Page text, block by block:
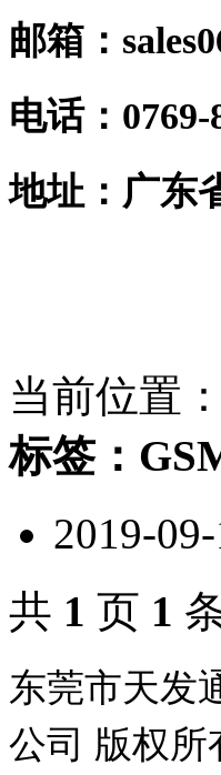
邮箱：
电话：0769-
地址：广东
当前位置：
标签：
2019-
共 1 页 1
东莞市天发
公司 版权所